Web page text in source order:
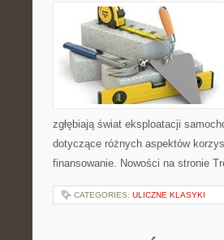
zgłębiają świat eksploatacji
dotyczące różnych aspektów
finansowanie. Nowości na stronie
CATEGORIES: ULICZNE KLASYKI